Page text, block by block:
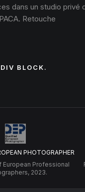
dans un studio privé
Retouche
BLOCK.
PHOTOGRAPHER
European Professional
2023.